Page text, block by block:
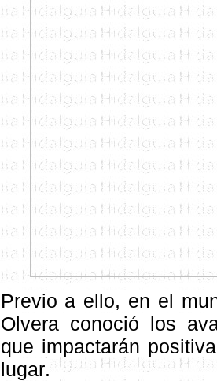
Previo a ello, en el
Olvera conoció los
que impactarán
lugar.